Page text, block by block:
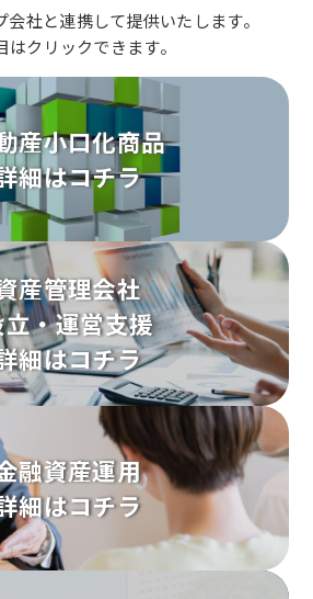
社と連携して提供いたします。
はクリックできます。
産小口化商品
細はコチラ
産管理会社
立・運営支援
細はコチラ
融資産運用
細はコチラ